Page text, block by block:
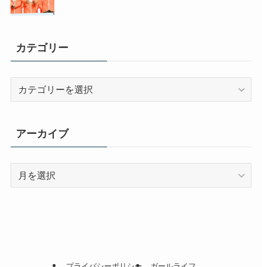
カテゴリー
リ
ー
アーカイブ